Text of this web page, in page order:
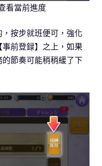
看當前進度
按步就班便可，強化
前登録】之上，如果
節奏可能稍稍緩了下